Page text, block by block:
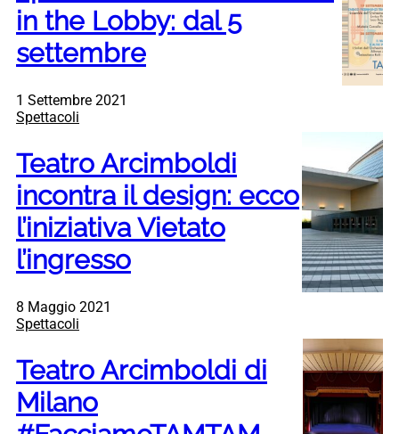
in the Lobby: dal 5
settembre
1 Settembre 2021
Spettacoli
Teatro Arcimboldi
incontra il design: ecco
l’iniziativa Vietato
l’ingresso
8 Maggio 2021
Spettacoli
Teatro Arcimboldi di
Milano